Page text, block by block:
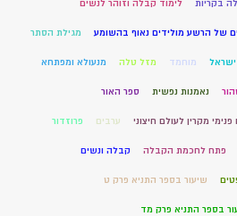
בקריות לימוד קבלה וזוהר לנשים
של הרשע מולידים נאוף בהשומע מגילת הסתר
ישראל מוחמד מזל טלה מנעולא ומפתחא
נאמנות נפשית ספר האור
פנימי מקרין לעולם חיצוני ערבים פרוזדור
פתח לחכמת הקבלה קבלה ונשים
שיעור בספר התניא פרק ט
בספר התניא פרק מד